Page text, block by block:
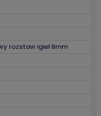
rozstaw igieł 8mm